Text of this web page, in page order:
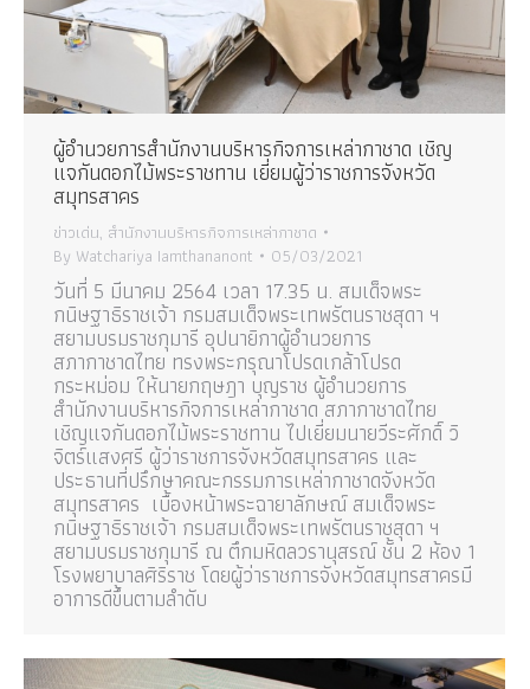
ผู้อำนวยการสำนักงานบริหารกิจการเหล่ากาชาด เชิญ
แจกันดอกไม้พระราชทาน เยี่ยมผู้ว่าราชการจังหวัด
สมุทรสาคร
ข่าวเด่น, สำนักงานบริหารกิจการเหล่ากาชาด
By Watchariya Iamthananont 05/03/2021
วันที่ 5 มีนาคม​ 2564 เวลา 17.35 น. สมเด็จพระ
กนิษฐาธิราชเจ้า กรมสมเด็จพระเทพรัตนราชสุดา ฯ
สยามบรมราชกุมารี อุปนายิกาผู้อำนวยการ
สภากาชาดไทย ทรงพระกรุณาโปรดเกล้าโปรด
กระหม่อม ให้นายกฤษฎา บุญราช ผู้อำนวยการ
สำนักงานบริหารกิจการเหล่ากาชาด สภากาชาดไทย
เชิญแจกันดอกไม้พระราชทาน ไปเยี่ยมนายวีระศักดิ์ วิ
จิตร์แสงศรี ผู้ว่าราชการจังหวัดสมุทรสาคร และ
ประธานที่ปรึกษาคณะกรรมการเหล่ากาชาดจังหวัด
สมุทรสาคร เบื้องหน้าพระฉายาลักษณ์ สมเด็จพระ
กนิษฐาธิราชเจ้า กรมสมเด็จพระเทพรัตนราชสุดา ฯ
สยามบรมราชกุมารี ณ ตึกมหิดลวรานุสรณ์ ชั้น 2 ห้อง 1
โรงพยาบาลศิริราช โดยผู้ว่าราชการจังหวัดสมุทรสาครมี
อาการดีขึ้นตามลำดับ